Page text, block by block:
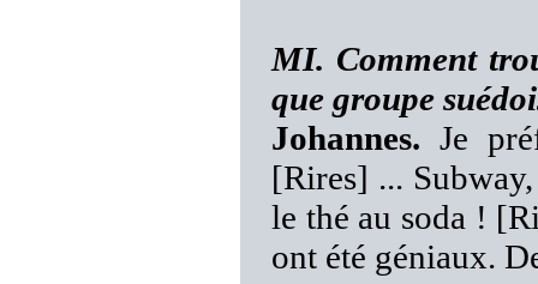
MI. Comment
que groupe
Johannes. Je
[Rires] ...
le thé au soda !
ont été géniaux.